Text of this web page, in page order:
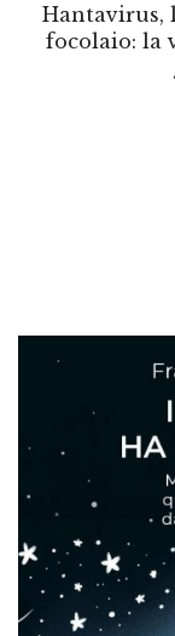
Hantavirus,
focolaio: la